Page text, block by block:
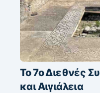
Το 7ο Διεθνές
και Αιγιάλεια